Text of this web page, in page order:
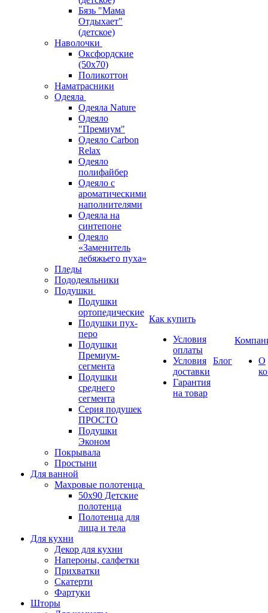
Бязь "Мама
Отдыхает"
(детское)
Наволочки
Оксфордские
(50х70)
Поликоттон
Наматрасники
Одеяла
Одеяла Nature
Одеяло
"Премиум"
Одеяло Carbon
Relax
Одеяло
полифайбер
Одеяло с
ароматическими
наполнителями
Одеяла на
синтепоне
Одеяло
«Заменитель
лебяжьего пуха»
Пледы
Пододеяльники
Подушки
Подушки
ортопедические
Подушки пух-
перо
Подушки
Премиум-
сегмента
Подушки
среднего
сегмента
Серия подушек
ПРОСТО
Подушки
Эконом
Покрывала
Простыни
Для ванной
Махровые полотенца
50х90 Детские
полотенца
Полотенца для
лица и тела
Для кухни
Декор для кухни
Напероны, салфетки
Прихватки
Скатерти
Фартуки
Шторы
Как купить
Условия
оплаты
Условия
доставки
Гарантия
на товар
Блог
О